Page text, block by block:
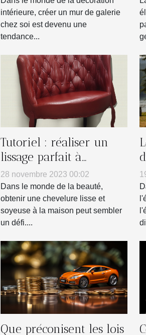
intérieure, créer un mur de galerie
chez soi est devenu une
tendance...
Tutoriel : réaliser un
lissage parfait à
domicile
28 novembre 2023 00:02
Dans le monde de la beauté,
obtenir une chevelure lisse et
soyeuse à la maison peut sembler
un défi....
Que préconisent les lois